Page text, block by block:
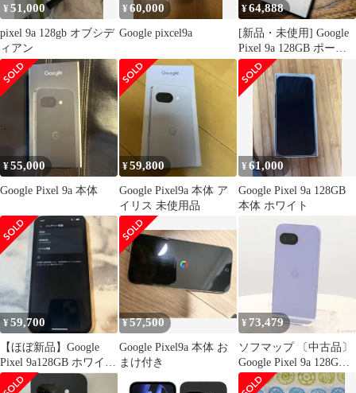
¥51,000
pixel 9a 128gb オブシデ
ィアン
¥60,000
Google pixcel9a
¥64,888
[新品・未使用] Google
Pixel 9a 128GB ポーセ
リン 残債無
¥55,000
Google Pixel 9a 本体
¥59,800
Google Pixel9a 本体 ア
イリス 未使用品
¥61,000
Google Pixel 9a 128GB
本体 ホワイト
¥59,700
【ほぼ新品】Google
Pixel 9a128GB ホワイト
サイクル14回
¥57,500
Google Pixel9a 本体 お
まけ付き
¥ 73,479
ソフマップ 〔中古品〕
Google Pixel 9a 128GB
アイリス G3Y12